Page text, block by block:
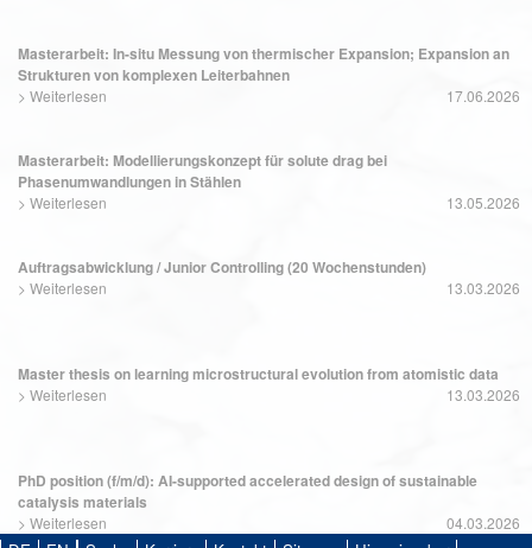
Masterarbeit: In-situ Messung von thermischer Expansion; Expansion an
Strukturen von komplexen Leiterbahnen
> Weiterlesen 17.06.2026
Masterarbeit: Modellierungskonzept für solute drag bei
Phasenumwandlungen in Stählen
> Weiterlesen 13.05.2026
Auftragsabwicklung / Junior Controlling (20 Wochenstunden)
> Weiterlesen 13.03.2026
Master thesis on learning microstructural evolution from atomistic data
> Weiterlesen 13.03.2026
PhD position (f/m/d): AI-supported accelerated design of sustainable
catalysis materials
> Weiterlesen 04.03.2026